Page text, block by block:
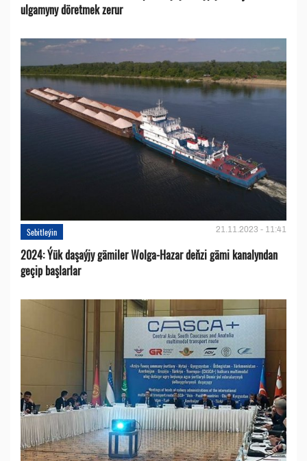
ulgamyny döretmek zerur
Sebitleýin 21.11.2023 - 11:41
2024: Ýük daşaýjy gämiler Wolga-Hazar deňzi gämi kanalyndan
geçip başlarlar